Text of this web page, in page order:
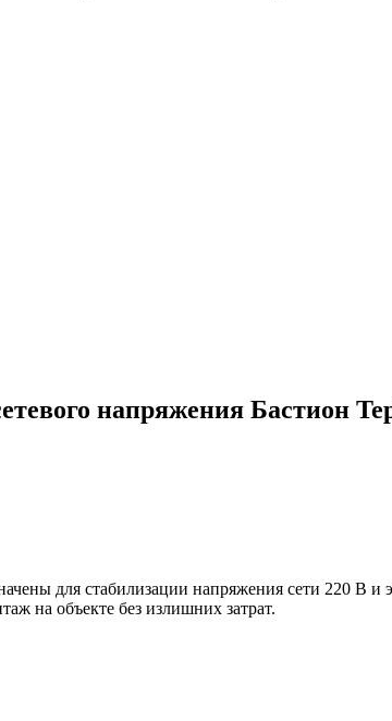
напряжения Бастион
для стабилизации напряжения сети 220 В
на объекте без излишних затрат.